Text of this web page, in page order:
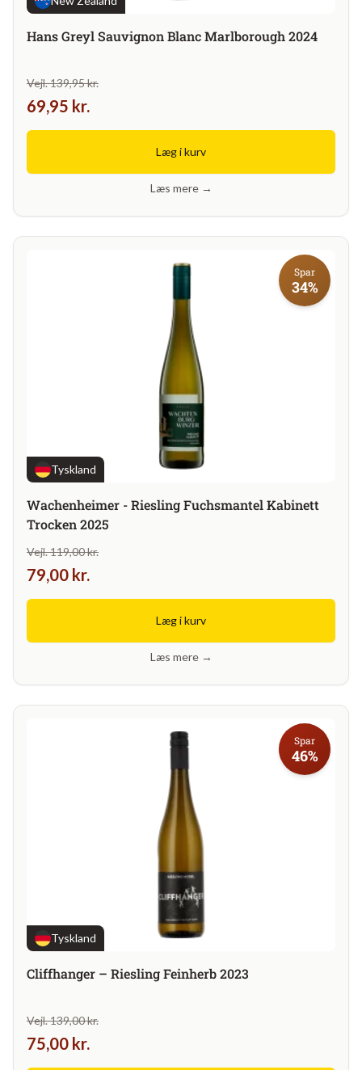
Hans Greyl Sauvignon Blanc Marlborough 2024
Vejl. 139,95 kr.
69,95 kr.
Læg i kurv
Læs mere →
Spar
34%
Tyskland
Wachenheimer - Riesling Fuchsmantel Kabinett
Trocken 2025
Vejl. 119,00 kr.
79,00 kr.
Læg i kurv
Læs mere →
Spar
46%
Tyskland
Cliffhanger – Riesling Feinherb 2023
Vejl. 139,00 kr.
75,00 kr.